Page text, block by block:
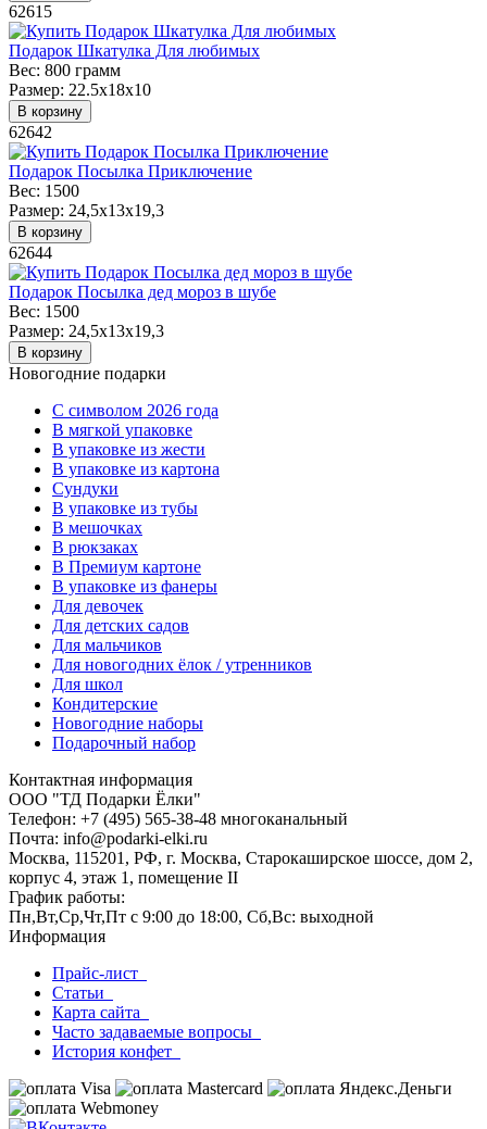
62615
Подарок Шкатулка Для любимых
Вес: 800 грамм
Размер: 22.5x18x10
В корзину
62642
Подарок Посылка Приключение
Вес: 1500
Размер: 24,5x13x19,3
В корзину
62644
Подарок Посылка дед мороз в шубе
Вес: 1500
Размер: 24,5x13x19,3
В корзину
Новогодние подарки
C символом 2026 года
В мягкой упаковке
В упаковке из жести
В упаковке из картона
Сундуки
В упаковке из тубы
В мешочках
В рюкзаках
В Премиум картоне
В упаковке из фанеры
Для девочек
Для детских садов
Для мальчиков
Для новогодних ёлок / утренников
Для школ
Кондитерские
Новогодние наборы
Подарочный набор
Контактная информация
ООО "ТД Подарки Ёлки"
Телефон: +7 (495) 565-38-48 многоканальный
Почта: info@podarki-elki.ru
Москва, 115201, РФ, г. Москва, Старокаширское шоссе, дом 2,
корпус 4, этаж 1, помещение II
График работы:
Пн,Вт,Ср,Чт,Пт с 9:00 до 18:00, Сб,Вс: выходной
Информация
Прайс-лист
Статьи
Карта сайта
Часто задаваемые вопросы
История конфет